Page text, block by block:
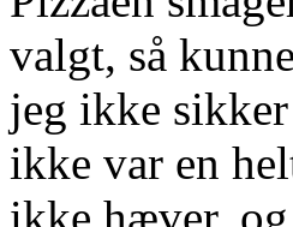
valgt, så
jeg ikke
ikke var en
ikke hæver,